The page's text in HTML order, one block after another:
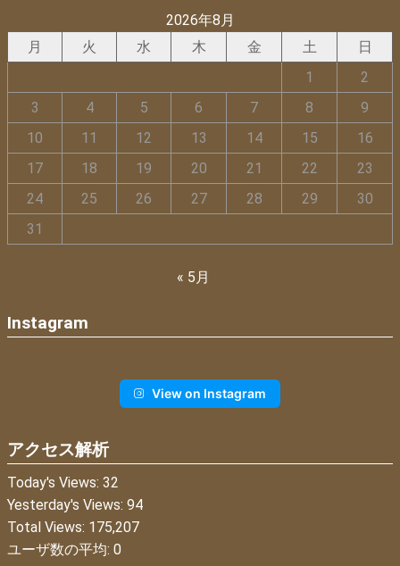
2026年8月
月
火 水 木 金 土
日
1
2
3
4 5 6 7 8
9
10
11 12 13 14 15
16
17
18 19 20 21 22
23
24
25 26 27 28 29
30
31
« 5月
Instagram
View on Instagram
アクセス解析
Today's Views: 32
Yesterday's Views: 94
Total Views: 175,207
ユーザ数の平均: 0